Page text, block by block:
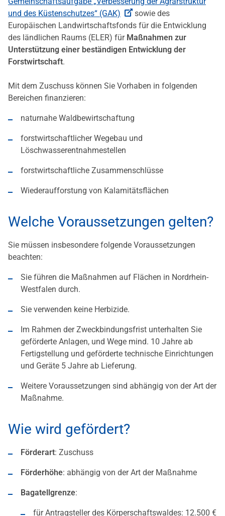
und des Küstenschutzes“ (GAK)
sowie des
Europäischen Landwirtschaftsfonds für die Entwicklung
des ländlichen Raums (ELER) für Maßnahmen zur
Unterstützung einer beständigen Entwicklung der
Forstwirtschaft.
Mit dem Zuschuss können Sie Vorhaben in folgenden
Bereichen finanzieren:
naturnahe Waldbewirtschaftung
forstwirtschaftlicher Wegebau und
Löschwasserentnahmestellen
forstwirtschaftliche Zusammenschlüsse
Wiederaufforstung von Kalamitätsflächen
Welche Voraussetzungen gelten?
Sie müssen insbesondere folgende Voraussetzungen
beachten:
Sie führen die Maßnahmen auf Flächen in Nordrhein-
Westfalen durch.
Sie verwenden keine Herbizide.
Im Rahmen der Zweckbindungsfrist unterhalten Sie
geförderte Anlagen, und Wege mind. 10 Jahre ab
Fertigstellung und geförderte technische Einrichtungen
und Geräte 5 Jahre ab Lieferung.
Weitere Voraussetzungen sind abhängig von der Art der
Maßnahme.
Wie wird gefördert?
Förderart: Zuschuss
Förderhöhe: abhängig von der Art der Maßnahme
Bagatellgrenze:
für Antragsteller des Körperschaftswaldes: 12.500 €